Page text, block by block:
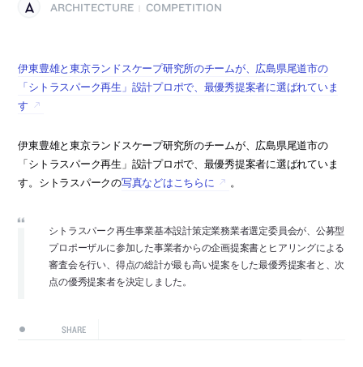
ARCHITECTURE COMPETITION
伊東豊雄と東京ランドスケープ研究所のチームが、広島県尾道市の
「シトラスパーク再生」設計プロポで、最優秀提案者に選ばれていま
す
伊東豊雄と東京ランドスケープ研究所のチームが、広島県尾道市の
「シトラスパーク再生」設計プロポで、最優秀提案者に選ばれていま
す。シトラスパークの写真などはこちらに 。
シトラスパーク再生事業基本設計策定業務業者選定委員会が、公募型
プロポーザルに参加した事業者からの企画提案書とヒアリングによる
審査会を行い、得点の総計が最も高い提案をした最優秀提案者と、次
点の優秀提案者を決定しました。
SHARE